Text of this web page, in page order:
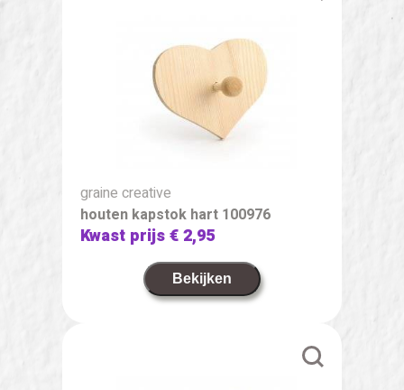
graine creative
houten kapstok hart 100976
Kwast prijs€ 2,95
Bekijken